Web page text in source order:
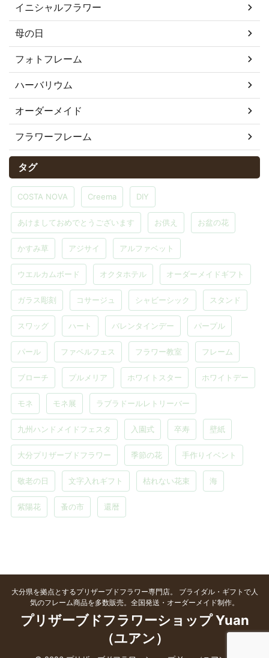
イニシャルフラワー
母の日
フォトフレーム
ハーバリウム
オーダーメイド
フラワーフレーム
タグ
COSTA NOVA Creema DIY
あけましておめでとうございます お供え お盆の花
かすみ草 アジサイ アルファベット
ウエルカムボード オクタホテル オーダーメイドギフト
ガラス彫刻 コサージュ シャビーシック スタンド
スワッグ ハート バレンタインデー パープル
パール ファベルフェス フラワー教室 フレーム
ブローチ プルメリア ホワイトスター ホワイトデー
モネ モネ展 ラブラドールレトリーバー
九州ハンドメイドフェスタ 入園式 卒寿 壁紙
大分プリザーブドフラワー 季節の花 手作りイベント
敬老の日 文字入れギフト 枯れない花束 海
紫陽花 蚤の市 還暦
大分県を拠点とするプリザーブドフラワー専門店。 ブライダル・ギフトで人
気のフレーム商品を多数販売。全国発送・オーダーメイド制作。
プリザーブドフラワーショップ Yuan
（ユアン）